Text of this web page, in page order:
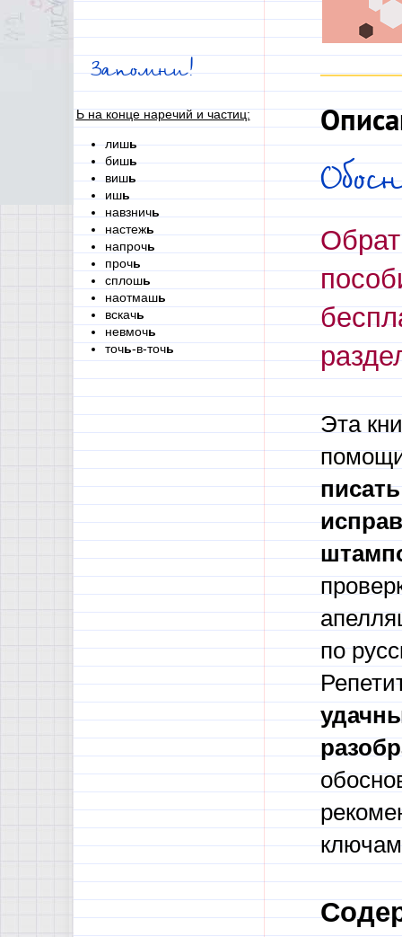
Запомни!
Ь на конце наречий и частиц:
лишь
бишь
вишь
ишь
навзничь
настежь
напрочь
прочь
сплошь
наотмашь
вскачь
невмочь
точь-в-точь
Эта
по